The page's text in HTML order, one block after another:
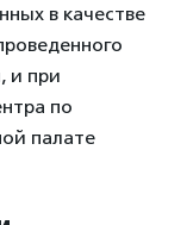
в качестве
и при
по
палате